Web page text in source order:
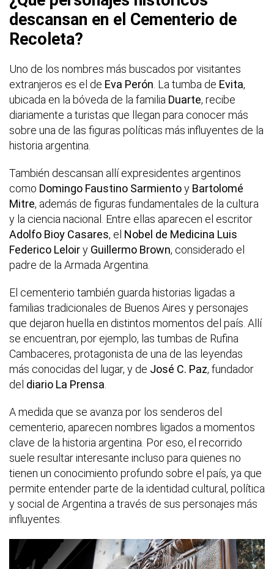
descansan en el Cementerio de
Recoleta?
Uno de los nombres más buscados por visitantes
extranjeros es el de Eva Perón. La tumba de Evita,
ubicada en la bóveda de la familia Duarte, recibe
diariamente a turistas que llegan para conocer más
sobre una de las figuras políticas más influyentes de la
historia argentina.
También descansan allí expresidentes argentinos
como Domingo Faustino Sarmientoy Bartolomé
Mitre, además de figuras fundamentales de la cultura
y la ciencia nacional. Entre ellas aparecen el escritor
Adolfo Bioy Casares, el Nobel de Medicina Luis
Federico Leloiry Guillermo Brown, considerado el
padre de la Armada Argentina.
El cementerio también guarda historias ligadas a
familias tradicionales de Buenos Aires y personajes
que dejaron huella en distintos momentos del país. Allí
se encuentran, por ejemplo, las tumbas de Rufina
Cambaceres, protagonista de una de las leyendas
más conocidas del lugar, y de José C. Paz, fundador
del diario La Prensa.
A medida que se avanza por los senderos del
cementerio, aparecen nombres ligados a momentos
clave de la historia argentina. Por eso, el recorrido
suele resultar interesante incluso para quienes no
tienen un conocimiento profundo sobre el país, ya que
permite entender parte de la identidad cultural, política
y social de Argentina a través de sus personajes más
influyentes.